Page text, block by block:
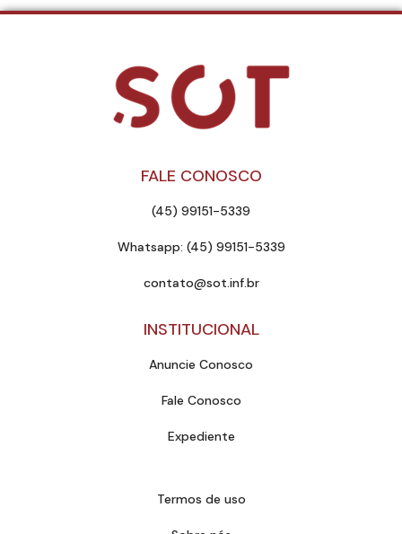
FALE CONOSCO
(45) 99151-5339
Whatsapp: (45) 99151-5339
contato@sot.inf.br
INSTITUCIONAL
Anuncie Conosco
Fale Conosco
Expediente
Termos de uso